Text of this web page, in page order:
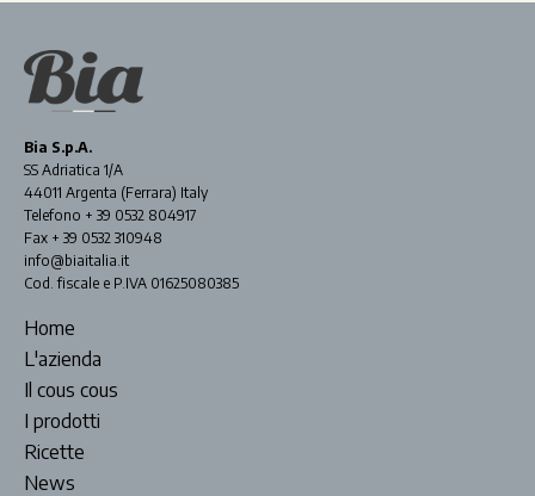
Bia S.p.A.
SS Adriatica 1/A
44011 Argenta (Ferrara) Italy
Telefono + 39 0532 804917
Fax + 39 0532 310948
info@biaitalia.it
Cod. fiscale e P.IVA 01625080385
Home
L'azienda
Il cous cous
I prodotti
Ricette
News